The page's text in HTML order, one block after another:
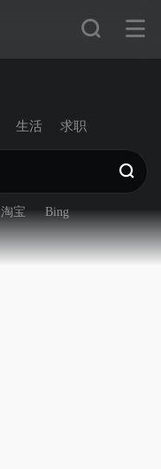
生活 求职
淘宝 Bing